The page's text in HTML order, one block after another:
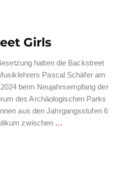
Girls
hatten die Backstreet
Pascal Schäfer am
beim Neujahrsempfang der
des Archäologischen Parks
aus den Jahrgangsstufen 6
zwischen …